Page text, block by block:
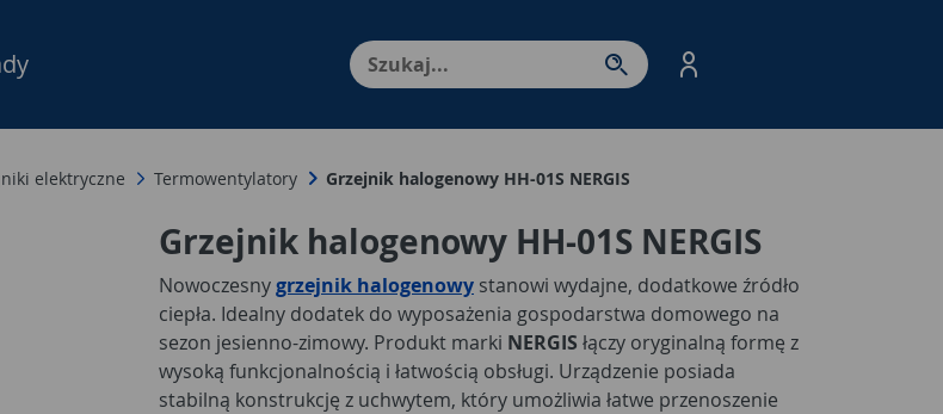
Menu Produktów, nawigacja: Enter - przejdź do strony produktów. Spacja – otwórz/
elektryczne Termowentylatory Grzejnik halogenowy HH-01S NERGIS
Grzejnik halogenowy HH-01S NERGIS
Nowoczesnygrzejnik halogenowy stanowi wydajne, dodatkowe źródło
ciepła. Idealny dodatek do wyposażenia gospodarstwa domowego na
sezon jesienno-zimowy. Produkt marki NERGIS łączy oryginalną formę z
wysoką funkcjonalnością i łatwością obsługi. Urządzenie posiada
stabilną konstrukcję z uchwytem, który umożliwia łatwe przenoszenie